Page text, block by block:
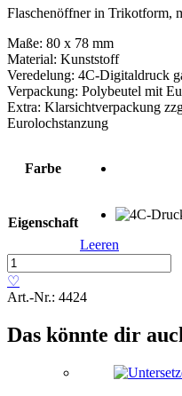
Flaschenöffner in Trikotform,
Maße: 80 x 78 mm
Material: Kunststoff
Veredelung: 4C-Digitaldruck
Verpackung: Polybeutel mit
Extra: Klarsichtverpackung
Eurolochstanzung
Farbe
Eigenschaft
Leeren
Flaschenöffner
»Trikot«
Menge
♡
Art.-Nr.: 4424
Das könnte dir